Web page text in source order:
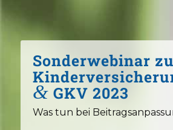
Sonderwebinar
& GKV 2023
Was tun bei